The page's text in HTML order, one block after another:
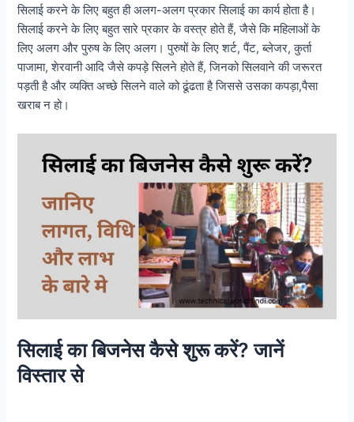
सिलाई करने के लिए बहुत ही अलग-अलग प्रकार सिलाई का कार्य होता है।
सिलाई करने के लिए बहुत सारे प्रकार के वस्त्र होते हैं, जैसे कि महिलाओं के
लिए अलग और पुरुष के लिए अलग। पुरुषों के लिए शर्ट, पैंट, ब्लेजर, कुर्ता
पाजामा, शेरवानी आदि जैसे कपड़े सिलने होते हैं, जिनको सिलवाने की जरूरत
पड़ती है और व्यक्ति अच्छे सिलने वाले को ढूंढता है जिससे उसका कपड़ा,पैसा
खराब न हो।
सिलाई का बिजनेस कैसे शुरू करें? जानें
विस्तार से